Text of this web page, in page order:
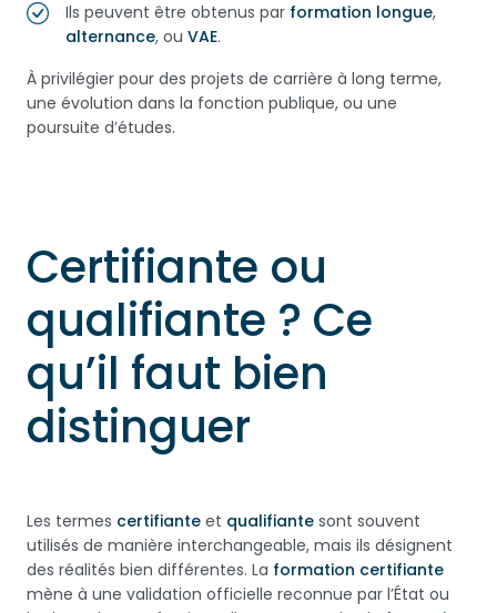
Ils peuvent être obtenus par formation longue,
alternance, ou VAE.
À privilégier pour des projets de carrière à long terme,
une évolution dans la fonction publique, ou une
poursuite d’études.
Certifiante ou
qualifiante ? Ce
qu’il faut bien
distinguer
Les termes certifiante et qualifiante sont souvent
utilisés de manière interchangeable, mais ils désignent
des réalités bien différentes. La formation certifiante
mène à une validation officielle reconnue par l’État ou